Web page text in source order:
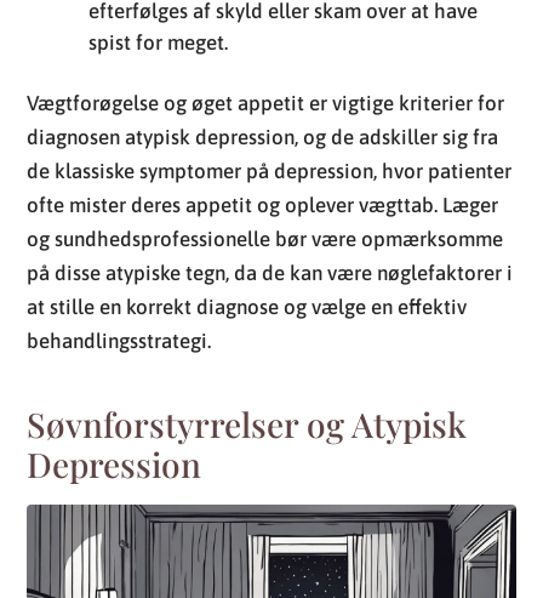
de klassiske symptomer på depression, hvor patienter
ofte mister deres appetit og oplever vægttab. Læger
på disse atypiske tegn, da de kan være nøglefaktorer i
at stille en korrekt diagnose og vælge en effektiv
behandlingsstrategi.
Søvnforstyrrelser og Atypisk
Depression